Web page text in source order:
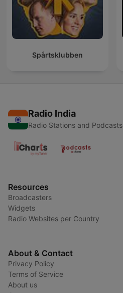
Spårtsklubben
Radio India
Radio Stations and Podcasts
Resources
Broadcasters
Widgets
Radio Websites per Country
About & Contact
Privacy Policy
Terms of Service
About us